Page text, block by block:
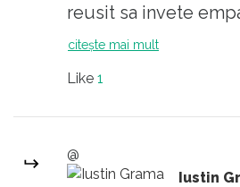
reusit sa invete
e prea tarziu!
job. Important este
oricat ar parea de
citește mai mult
Like 1
@
Iustin